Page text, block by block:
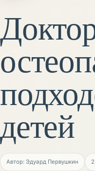
детей
Автор: Эдуард Первушкин 2